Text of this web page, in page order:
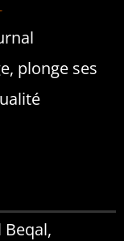
plonge ses
Beqal,